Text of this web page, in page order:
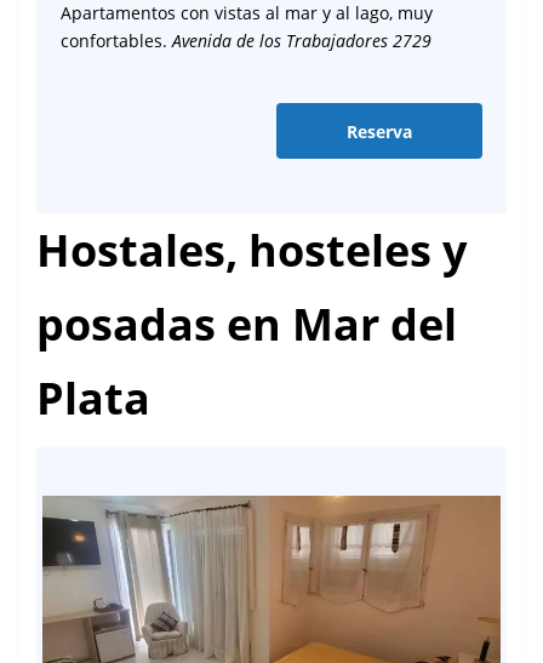
Apartamentos con vistas al mar y al lago, muy
confortables.Avenida de los Trabajadores 2729
Reserva
Hostales, hosteles y
posadas en Mar del
Plata